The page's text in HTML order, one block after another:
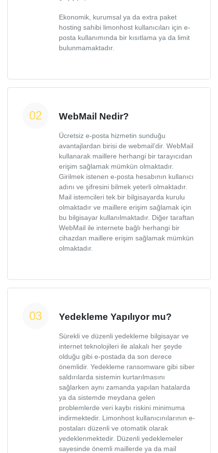
Ekonomik, kurumsal ya da extra paket
hosting sahibi limonhost kullanıcıları için e-
posta kullanımında bir kısıtlama ya da limit
bulunmamaktadır.
WebMail Nedir?
Ücretsiz e-posta hizmetin sunduğu
avantajlardan birisi de webmail’dir. WebMail
kullanarak maillere herhangi bir tarayıcıdan
erişim sağlamak mümkün olmaktadır.
Girilmek istenen e-posta hesabının kullanıcı
adını ve şifresini bilmek yeterli olmaktadır.
Mail istemcileri tek bir bilgisayarda kurulu
olmaktadır ve maillere erişim sağlamak için
bu bilgisayar kullanılmaktadır. Diğer taraftan
WebMail ile internete bağlı herhangi bir
cihazdan maillere erişim sağlamak mümkün
olmaktadır.
Yedekleme Yapılıyor mu?
Sürekli ve düzenli yedekleme bilgisayar ve
internet teknolojileri ile alakalı her şeyde
olduğu gibi e-postada da son derece
önemlidir. Yedekleme ransomware gibi siber
saldırılarda sistemin kurtarılmasını
sağlarken aynı zamanda yapılan hatalarda
ya da sistemde meydana gelen
problemlerde veri kaybı riskini minimuma
indirmektedir. Limonhost kullanıcınılarının e-
postaları düzenli ve otomatik olarak
yedeklenmektedir. Düzenli yedeklemeler
sayesinde önemli maillerde ya da mail